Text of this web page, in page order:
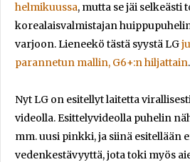
helmikuussa, mutta se jäi selkeästi
korealaisvalmistajan
varjoon. Lieneekö tästä syystä LG
parannetun mallin, G6+:n hiljattain.
Nyt LG on esitellyt laitetta
videolla. Esittelyvideolla puhelin
mm. uusi pinkki, ja siinä esitellään
vedenkestävyyttä, jota toki myös